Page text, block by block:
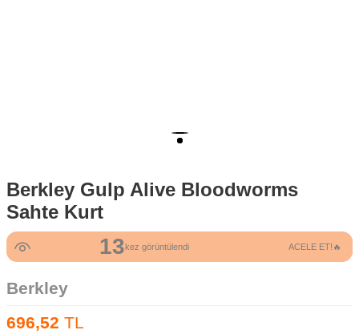
Berkley Gulp Alive Bloodworms
Sahte Kurt
13kez görüntülendi ACELE ET!🔥
Berkley
696,52 TL